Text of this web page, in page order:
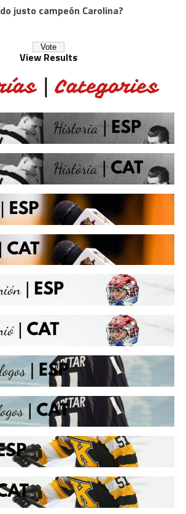
justo campeón Carolina?
View Results